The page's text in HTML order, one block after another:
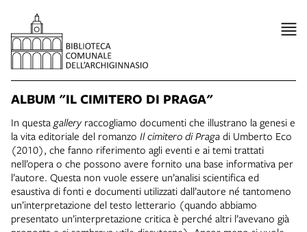
ALBUM "IL CIMITERO DI PRAGA"
In questa galleryraccogliamo documenti che illustrano la genesi e
la vita editoriale del romanzo Il cimitero di Praga di Umberto Eco
(2010), che fanno riferimento agli eventi e ai temi trattati
nell’opera o che possono avere fornito una base informativa per
l’autore. Questa non vuole essere un’analisi scientifica ed
esaustiva di fonti e documenti utilizzati dall’autore né tantomeno
un’interpretazione del testo letterario (quando abbiamo
presentato un’interpretazione critica è perché altri l’avevano già